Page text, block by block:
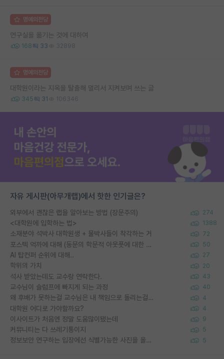
명예의전당
연구실을 옮기는 것에 대하여
168 33 32898
명예의전당
대학원이라는 지옥을 탈출해 멀리서 지켜보며 쓰는 글
345 31 106346
자유 게시판(아무개랩)에서 핫한 인기글은?
외부에서 괜찮은 랩을 알아보는 방법 (장문주의) 274
<대학원에 입학하는 법> 1388
소재분야 석박사 대학원생 + 물박사들이 착각하는 거 72
포스텍 억까에 대해 (동문의 학문적 아웃풋에 대한 반박) 50
AI 탑컨퍼 순위에 대해.. 27
학위의 가치 20
석사 받았는데도 교수랑 연락한다. 43
교수님이 슬럼프에 빠지게 되는 과정 40
왜 후배가 못하는걸 교수님은 내 책임으로 돌리는걸까요? 4
대학원 어디로 가야할까요? 4
이사이트가 처음엔 정말 도움많이됐는데 9
커뮤니티는 다 쓰레기통이지 5
정보보안 연구하는 입장에선 식별가능한 사진을 올리는건 비추이긴함 5